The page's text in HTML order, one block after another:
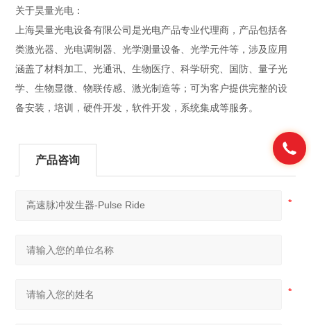
关于昊量光电：
上海昊量光电设备有限公司是光电产品专业代理商，产品包括各
类激光器、光电调制器、光学测量设备、光学元件等，涉及应用
涵盖了材料加工、光通讯、生物医疗、科学研究、国防、量子光
学、生物显微、物联传感、激光制造等；可为客户提供完整的设
备安装，培训，硬件开发，软件开发，系统集成等服务。
产品咨询